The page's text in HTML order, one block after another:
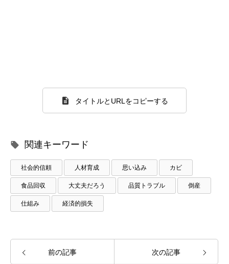
タイトルとURLをコピーする
関連キーワード
社会的信頼 人材育成 思い込み カビ
食品回収 大丈夫だろう 品質トラブル 倒産
仕組み 経済的損失
前の記事 次の記事